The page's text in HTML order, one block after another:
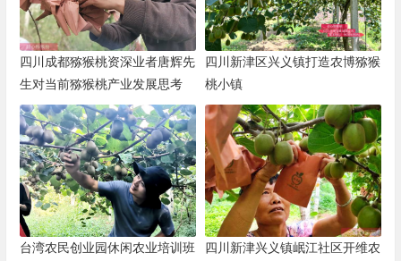
四川成都猕猴桃资深业者唐辉先
生对当前猕猴桃产业发展思考
四川新津区兴义镇打造农博猕猴
桃小镇
台湾农民创业园休闲农业培训班
四川新津兴义镇岷江社区开维农